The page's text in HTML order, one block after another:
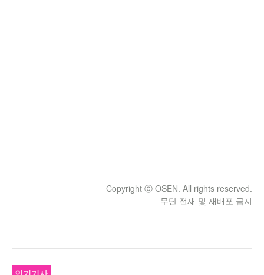
Copyright ⓒ OSEN. All rights reserved.
무단 전재 및 재배포 금지